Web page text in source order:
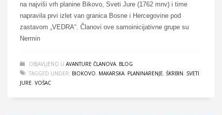
na najviši vrh planine Bikovo, Sveti Jure (1762 mnv) i time
napravila prvi izlet van granica Bosne i Hercegovine pod
zastavom „VEDRA“. Članovi ove samoinicijativne grupe su
Nermin
OBJAVLJENO U AVANTURE ČLANOVA, BLOG
TAGGED UNDER: BIOKOVO, MAKARSKA, PLANINARENJE, ŠKRBIN, SVETI
JURE, VOŠAC